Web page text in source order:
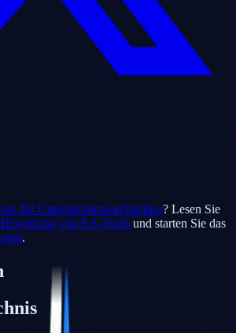
für Unternehmensarchitektur? Lesen Sie
von EA-Tools und starten Sie das
.